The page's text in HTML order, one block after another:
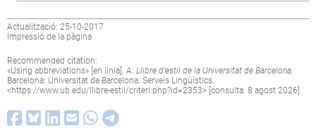
Actualització: 25-10-2017
Impressió de la pàgina
Recommended citation:
«Using abbreviations» [en línia]. A: Llibre d’estil de la Universitat de Barcelona.
Barcelona: Universitat de Barcelona. Serveis Lingüístics.
<https://www.ub.edu/llibre-estil/criteri.php?id=2353> [consulta: 8 agost 2026].